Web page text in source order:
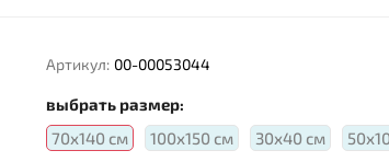
Артикул: 00-00053044
выбрать размер:
70х140 см
100х150 см 30х40 см